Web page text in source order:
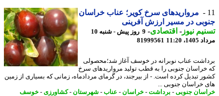
مرواریدهای سرخ کویر؛ عناب خراسان
در مسیر ارزش آفرینی
نیوز-اقتصادی-
9 روز پیش - شنبه 10
11:20
81999561
عناب نوبرانه در خوسف آغاز شد؛محصولی
جنوبی را به قطب تولید مرواریدهای سرخ
تبدیل کرده است. - از بیرجند، در گرمای مردادماه، زمانی که بسیاری از زمین
خراسان جنوبی ...
جنوبی-برداشت -خراسان-عناب-شهرستان-کشاورزی- خوسف